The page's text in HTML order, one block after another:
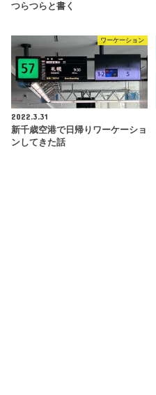
つらつらと書く
ワーケーション
2022.3.31
新千歳空港で日帰りワーケーショ
ンしてきた話